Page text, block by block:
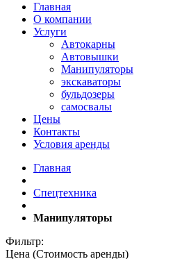
Главная
О компании
Услуги
Автокарны
Автовышки
Манипуляторы
экскаваторы
бульдозеры
самосвалы
Цены
Контакты
Условия аренды
Главная
Спецтехника
Манипуляторы
Фильтр:
Цена (Стоимость аренды)